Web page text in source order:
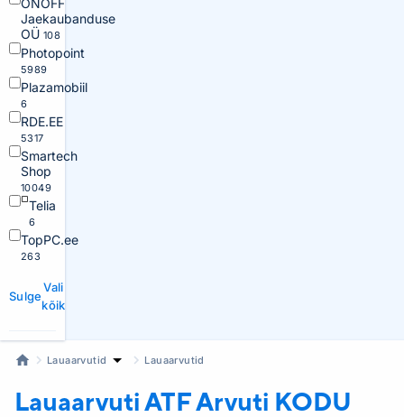
ONOFF
Jaekaubanduse
OÜ 108
Photopoint
5989
Plazamobiil
6
RDE.EE
5317
Smartech
Shop
10049
Telia
6
TopPC.ee
263
Sulge
Vali
kõik
Lauaarvutid Lauaarvutid
Lauaarvuti ATFArvuti KODU